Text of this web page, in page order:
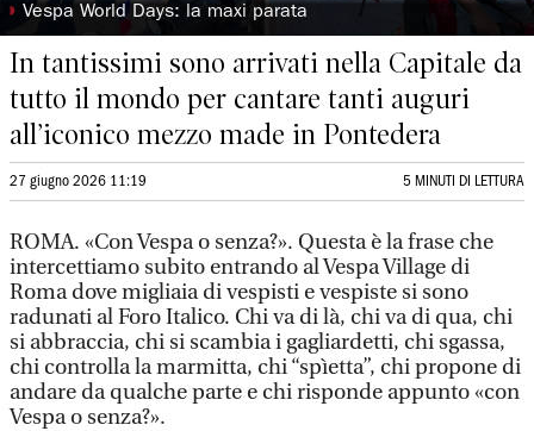
◗ Vespa World Days: la maxi parata
In tantissimi sono arrivati nella Capitale da
tutto il mondo per cantare tanti auguri
all’iconico mezzo made in Pontedera
27 giugno 2026 11:19 5 MINUTI DI LETTURA
ROMA. «Con Vespa o senza?». Questa è la frase che
intercettiamo subito entrando al Vespa Village di
Roma dove migliaia di vespisti e vespiste si sono
radunati al Foro Italico. Chi va di là, chi va di qua, chi
si abbraccia, chi si scambia i gagliardetti, chi sgassa,
chi controlla la marmitta, chi “spìetta”, chi propone di
andare da qualche parte e chi risponde appunto «con
Vespa o senza?».